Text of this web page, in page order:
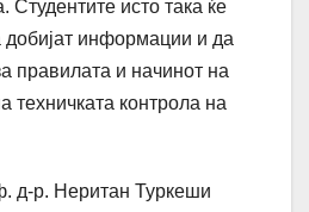
Студентите исто така ќе
информации и да
правилата и начинот на
контрола на
д-р. Неритан Туркеши